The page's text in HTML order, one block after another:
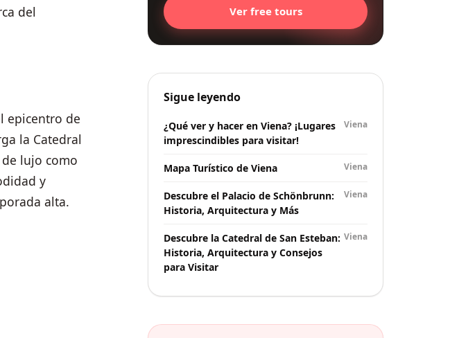
del
epicentro de
la Catedral
lujo como
y
alta.
Ver free tours
Sigue leyendo
¿Qué ver y hacer en Viena? ¡Lugares
imprescindibles para visitar!
Viena
Mapa Turístico de Viena Viena
Descubre el Palacio de Schönbrunn:
Historia, Arquitectura y Más
Viena
Descubre la Catedral de San Esteban:
Historia, Arquitectura y Consejos
para Visitar
Viena